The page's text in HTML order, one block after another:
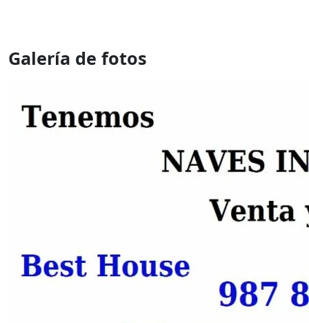
Galería de fotos